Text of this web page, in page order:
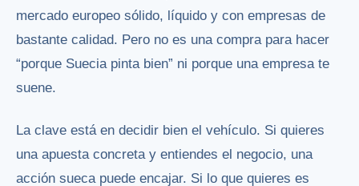
mercado europeo sólido, líquido y con empresas de
bastante calidad. Pero no es una compra para hacer
“porque Suecia pinta bien” ni porque una empresa te
suene.
La clave está en decidir bien el vehículo. Si quieres
una apuesta concreta y entiendes el negocio, una
acción sueca puede encajar. Si lo que quieres es